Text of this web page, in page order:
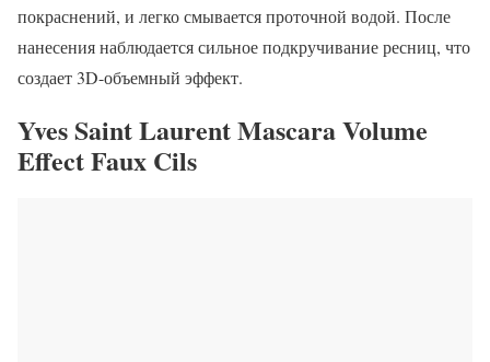
покраснений, и легко смывается проточной водой. После
нанесения наблюдается сильное подкручивание ресниц, что
создает 3D-объемный эффект.
Yves Saint Laurent Mascara Volume
Effect Faux Cils